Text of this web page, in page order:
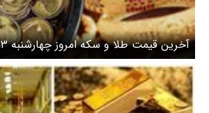
افت کرد، سکه امامی کاهشی شد + جدول